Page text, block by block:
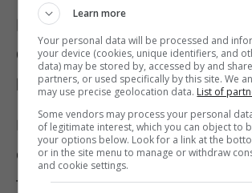
Polizia Locale, cercasi
quali sono i requisiti
possedere per candidarsi
In primis, è fondamentale avere
cittadinanza italiana o di una
fanno parte dell’Unione
Learn more
Your personal data will be processed and
your device (cookies, unique identifiers, and
data) may be stored by, accessed by and
partners, or used specifically by this site. We
may use precise geolocation data. List of
Some vendors may process your personal
of legitimate interest, which you can object to
your options below. Look for a link at the
or in the site menu to manage or withdraw
and cookie settings.